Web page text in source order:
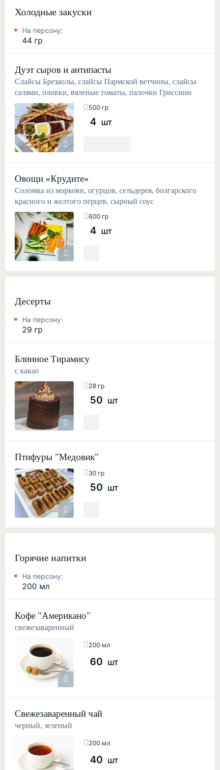
Холодные закуски
На персону:
44 гр
500 гр
Дуэт сыров и антипасты
Слайсы Брезаолы, слайсы Пармской ветчины, слайсы
салями, оливки, вяленые томаты, палочки Гриссини
4 шт
600 гр
Овощи «Крудите»
Соломка из моркови, огурцов, сельдерея, болгарского
красного и желтого перцев, сырный соус
4 шт
Десерты
На персону:
29 гр
28 гр
Блинное Тирамису
с какао
50 шт
30 гр
Птифуры "Медовик"
50 шт
Горячие напитки
На персону:
200 мл
200 мл
Кофе "Американо"
свежезаваренный
60 шт
200 мл
Свежезаваренный чай
черный, зеленый
40 шт